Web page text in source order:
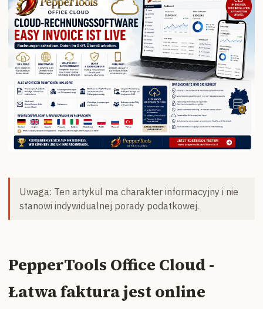
Uwaga: Ten artykul ma charakter informacyjny i nie
stanowi indywidualnej porady podatkowej.
PepperTools Office Cloud -
Łatwa faktura jest online